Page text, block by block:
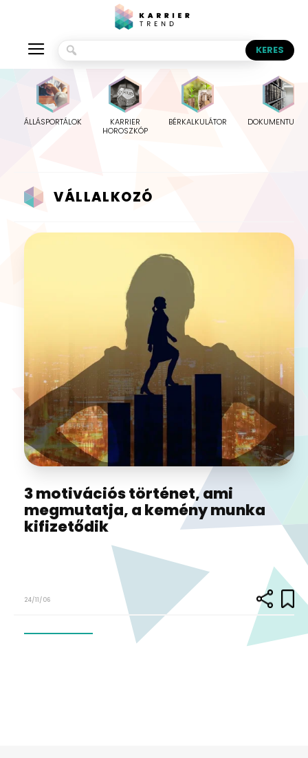
ÁLLÁSPORTÁLOK
KARRIER
HOROSZKÓP
BÉRKALKULÁTOR
VÁLLALKOZÓ
3 motivációs történet, ami
megmutatja, a kemény munka
kifizetődik
24/11/06